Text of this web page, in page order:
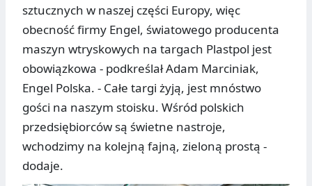
sztucznych w naszej części Europy, więc
obecność firmy Engel, światowego producenta
maszyn wtryskowych na targach Plastpol jest
obowiązkowa - podkreślał Adam Marciniak,
Engel Polska. - Całe targi żyją, jest mnóstwo
gości na naszym stoisku. Wśród polskich
przedsiębiorców są świetne nastroje,
wchodzimy na kolejną fajną, zieloną prostą -
dodaje.